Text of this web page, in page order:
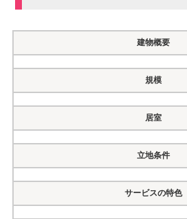
建物概要
規模
居室
立地条件
サービスの特色